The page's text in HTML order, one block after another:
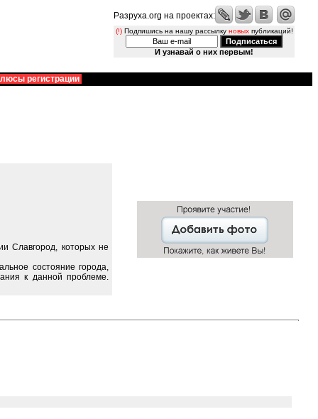
Разруха.org на проектах:
(!)Подпишись на нашу рассылку новыхпубликаций!
И узнавай о них первым!
регистрации
Славгород, которых не
состояние города,
к данной проблеме.